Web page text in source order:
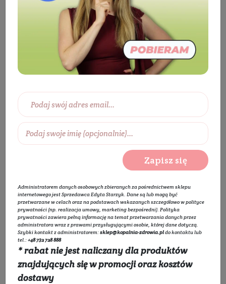
Płyn myjąco - nawilżający
do pielęgnacji
Zapisz się
Administratorem danych osobowych zbieranych za pośrednictwem sklepu
internetowego jest Sprzedawca Edyta Starzyk. Dane są lub mogą być
przetwarzane w celach oraz na podstawach wskazanych szczegółowo wpolityce
prywatności (np. realizacja umowy, marketing bezpośredni). Polityka
prywatnościzawiera pełną informację na temat przetwarzania danych przez
administratora wraz z prawami przysługującymi osobie, której dane dotyczą.
Szybki kontakt z administratorem:sklep@kopalnia-zdrowia.pldo kontaktu lub
tel.:+48 732 728 888
* rabat nie jest naliczany dla produktów
znajdujących się w promocji oraz kosztów
dostawy